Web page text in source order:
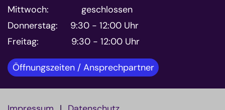
Mittwoch: geschlossen
Donnerstag: 9:30 - 12:00 Uhr
Freitag: 9:30 - 12:00 Uhr
Öffnungszeiten / Ansprechpartner